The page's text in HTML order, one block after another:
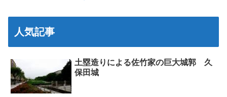
人気記事
土塁造りによる佐竹家の巨大城郭 久
保田城